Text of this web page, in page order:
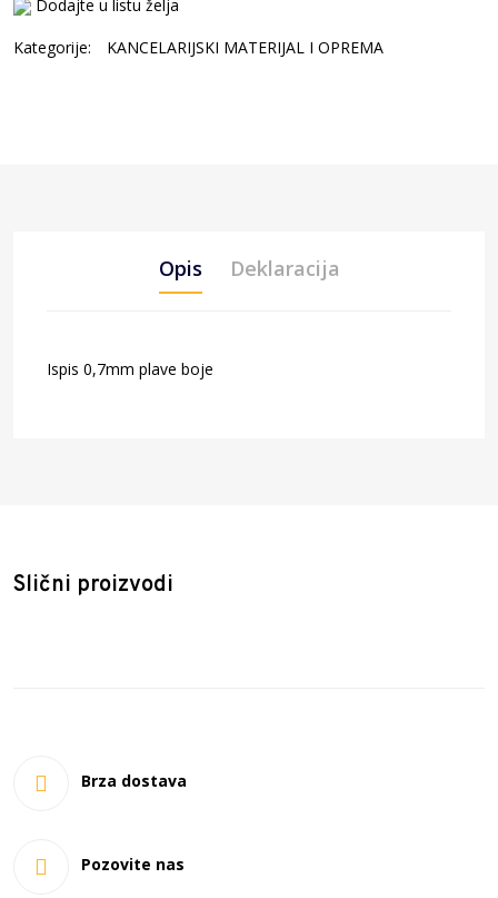
Dodajte u listu želja
Kategorije:
KANCELARIJSKI MATERIJAL I OPREMA
Opis Deklaracija
Ispis 0,7mm plave boje
Banja Luka, BIH
Slični proizvodi
Brza dostava
Pozovite nas